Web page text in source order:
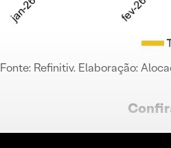
Fonte: Refinitiv. Elaboração: